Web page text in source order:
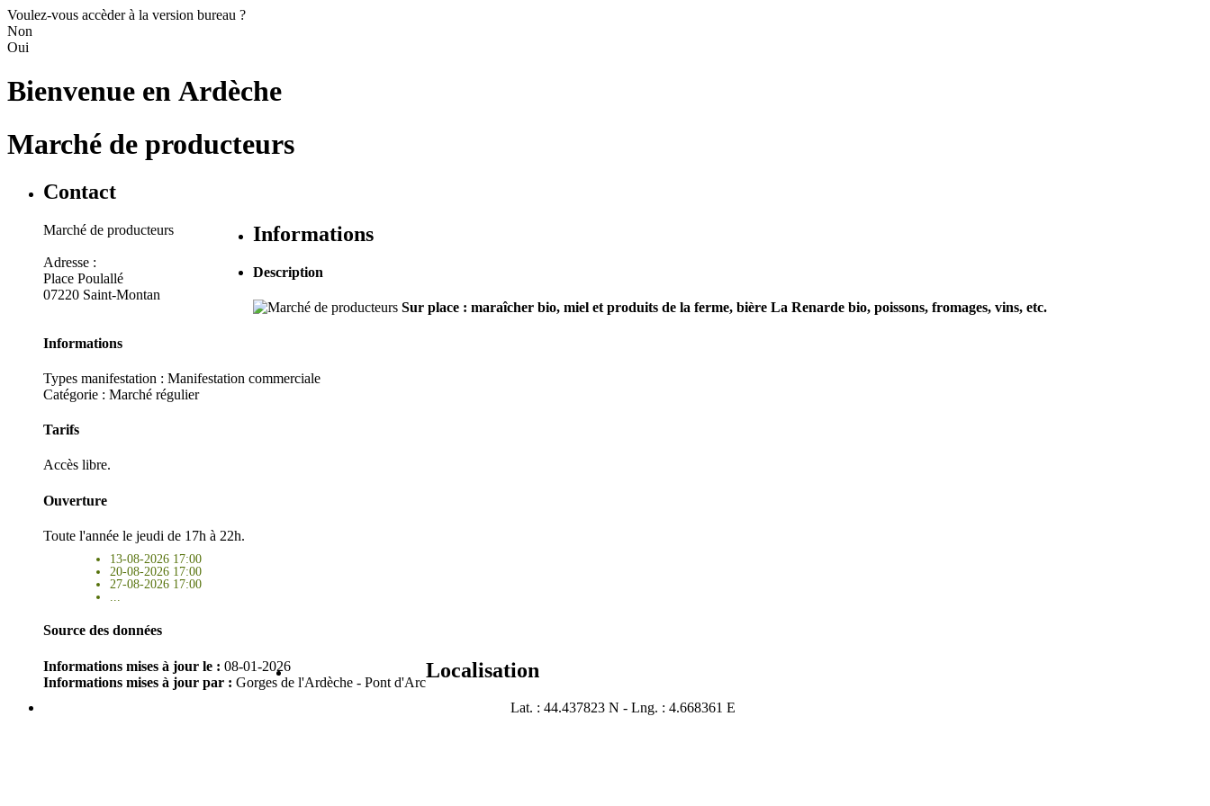
Voulez-vous accèder à la version bureau ?
Non
Oui
Bienvenue en Ardèche
Marché de producteurs
Contact
Marché de producteurs
Adresse :
Place Poulallé
07220 Saint-Montan
Informations
Description
Sur place : maraîcher bio, miel et produits de la ferme, bière La Renarde bio, poissons, fromages, vins, etc.
Informations
Types manifestation : Manifestation commerciale
Catégorie : Marché régulier
Tarifs
Accès libre.
Ouverture
Toute l'année le jeudi de 17h à 22h.
13-08-2026 17:00
20-08-2026 17:00
27-08-2026 17:00
Source des données
Informations mises à jour le : 08-01-2026
Informations mises à jour par : Gorges de l'Ardèche - Pont d'Arc
Localisation
Lat. : 44.437823 N - Lng. : 4.668361 E